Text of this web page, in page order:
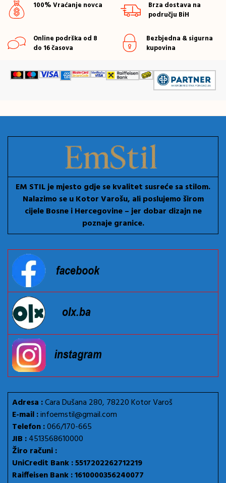
100% Vraćanje novca
Brza dostava na
području BiH
Online podrška od 8
do 16 časova
Bezbjedna & sigurna
kupovina
EM STIL je mjesto gdje se kvalitet susreće sa stilom.
Nalazimo se u Kotor Varošu, ali poslujemo širom
cijele Bosne i Hercegovine – jer dobar dizajn ne
poznaje granice.
Adresa :Cara Dušana 280, 78220 Kotor Varoš
E-mail :infoemstil@gmail.com
Telefon :066/170-665
JIB :4513568610000
Žiro računi :
UniCredit Bank : 5517202262712219
Raiffeisen Bank : 1610000356240077